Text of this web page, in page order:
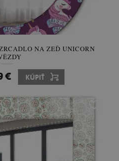
NA ZEĎ UNICORN
€ KÚPIŤ